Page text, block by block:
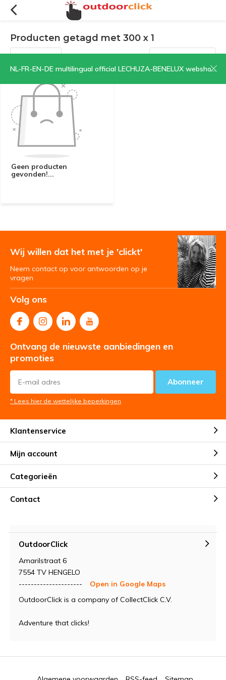
NL-FR-EN-DE multilingual official LECHUZA-BENELUX webshop | CLICK HERE NOW!
Producten getagd met 300 x 1
Filters Sorteren op:
Geen producten
gevonden!...
Wij willen dat het met je 'clickt'
Neem contact op voor antwoorden op je
vragen
Volg ons
Ontvang de nieuwste aanbiedingen en
promoties
Abonneer
* Lees hier de wettelijke beperkingen
Klantenservice
Mijn account
Categorieën
Contact
OutdoorClick
Amarilstraat 6
7554 TV HENGELO
---------------------
Open in Google Maps
OutdoorClick is a company of CollectClick C.V.
Adventure that clicks!